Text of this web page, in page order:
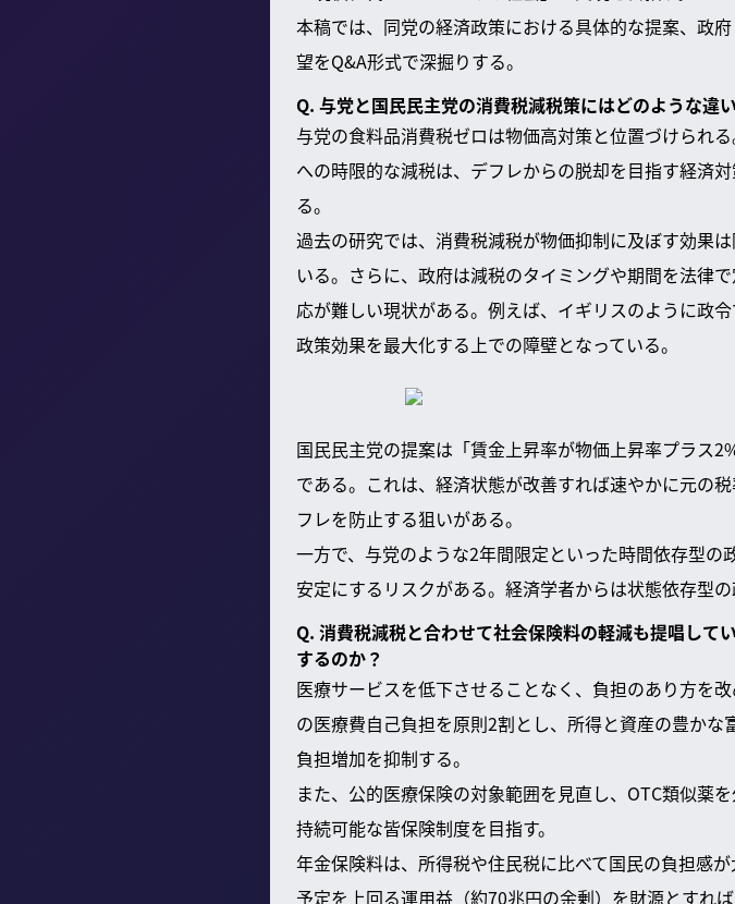
本稿では、同党の経済政策における具体的な提案、政
望をQ&A形式で深掘りする。
Q. 与党と国民民主党の消費税減税策にはどのような違
与党の食料品消費税ゼロは物価高対策と位置づけられ
への時限的な減税は、デフレからの脱却を目指す経済
る。
過去の研究では、消費税減税が物価抑制に及ぼす効果
いる。さらに、政府は減税のタイミングや期間を法律
応が難しい現状がある。例えば、イギリスのように政
政策効果を最大化する上での障壁となっている。
国民民主党の提案は「賃金上昇率が物価上昇率プラス
である。これは、経済状態が改善すれば速やかに元の
フレを防止する狙いがある。
一方で、与党のような2年間限定といった時間依存型
安定にするリスクがある。経済学者からは状態依存型
Q. 消費税減税と合わせて社会保険料の軽減も提唱し
するのか？
医療サービスを低下させることなく、負担のあり方を
の医療費自己負担を原則2割とし、所得と資産の豊か
負担増加を抑制する。
また、公的医療保険の対象範囲を見直し、OTC類似薬
持続可能な皆保険制度を目指す。
年金保険料は、所得税や住民税に比べて国民の負担感
予定を上回る運用益（約70兆円の余剰）を財源とすれ